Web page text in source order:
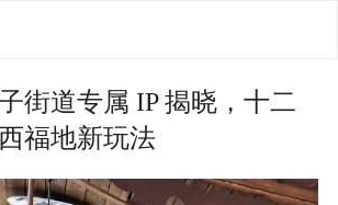
街道专属 IP 揭晓，十二
福地新玩法